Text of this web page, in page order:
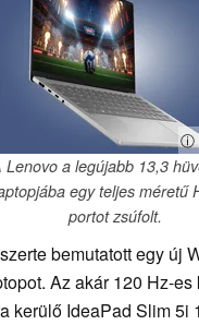
ⓘ
Lenovo a legújabb 13,3
egy teljes méretű
portot zsúfolt.
bemutatott egy új
Az akár 120 Hz-
kerülő IdeaPad Slim 5i